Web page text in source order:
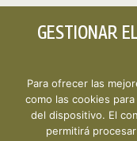
GESTIONAR
Para ofrecer las
como las cookies
del dispositivo. El
permitirá